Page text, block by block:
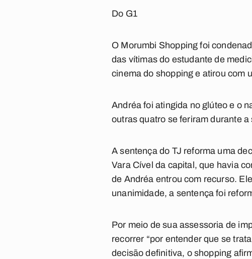
Do G1
O Morumbi Shopping foi
das vítimas do estudante de
cinema do shopping e atirou com
Andréa foi atingida no glúteo e o
outras quatro se feriram durante
A sentença do TJ reforma uma
Vara Cível da capital, que havia
de Andréa entrou com recurso.
unanimidade, a sentença foi
Por meio de sua assessoria de
recorrer “por entender que se
decisão definitiva, o shopping